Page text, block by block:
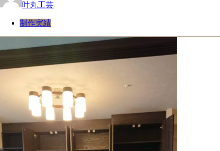
叶丸工芸
制作実績